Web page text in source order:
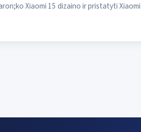
Xiaomi 15 dizaino ir pristatyti Xiaomi